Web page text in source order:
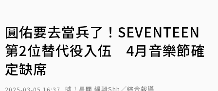
圓佑要去當兵了！SEVENTEEN
第2位替代役入伍 4月音樂節確
定缺席
2025-03-05 16:37 噓！星聞 編輯Shh／綜合報導